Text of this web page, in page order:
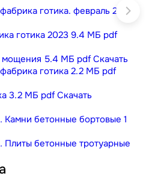
готика. февраль 2023
готика 2023 9.4 МБ pdf
мощения 5.4 МБ pdf Скачать
готика 2.2 МБ pdf
3.2 МБ pdf Скачать
Камни бетонные бортовые 1
Плиты бетонные тротуарные